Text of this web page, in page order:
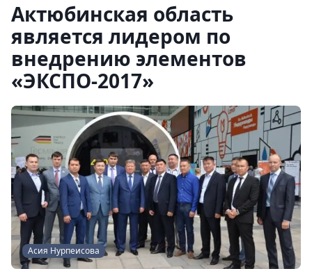
Актюбинская область
является лидером по
внедрению элементов
«ЭКСПО-2017»
Асия Нурпеисова